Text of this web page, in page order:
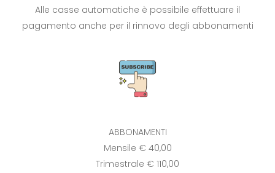
Alle casse automatiche è possibile effettuare il
pagamento anche per il rinnovo degli abbonamenti
ABBONAMENTI
Mensile € 40,00
Trimestrale € 110,00